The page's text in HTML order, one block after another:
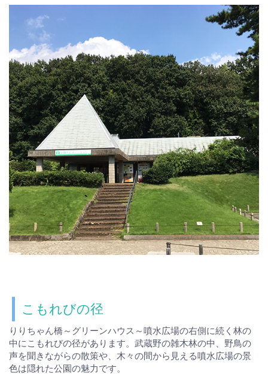
こもれびの径
りりちゃん橋～グリーンハウス～噴水広場の右側に続く林の
中にこもれびの径があります。武蔵野の雑木林の中、野鳥の
声を聞きながらの散策や、木々の間から見える噴水広場の景
色は隠れた公園の魅力です。